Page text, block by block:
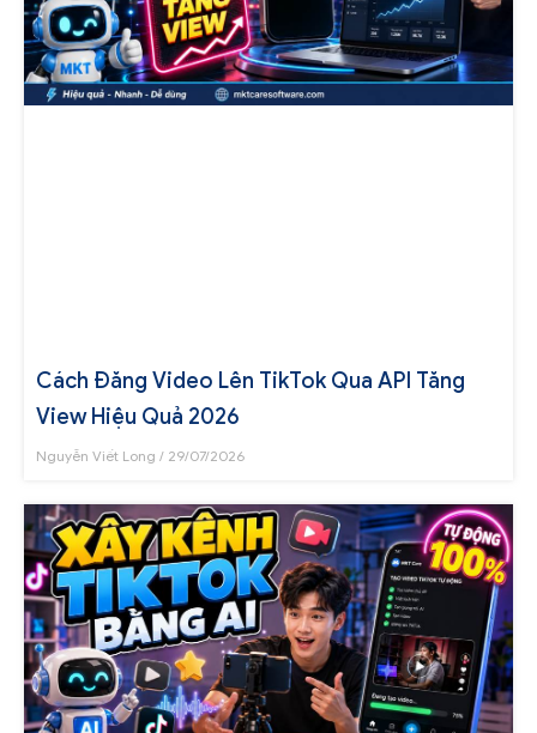
Cách Đăng Video Lên TikTok Qua API Tăng
View Hiệu Quả 2026
Nguyễn Viết Long 29/07/2026